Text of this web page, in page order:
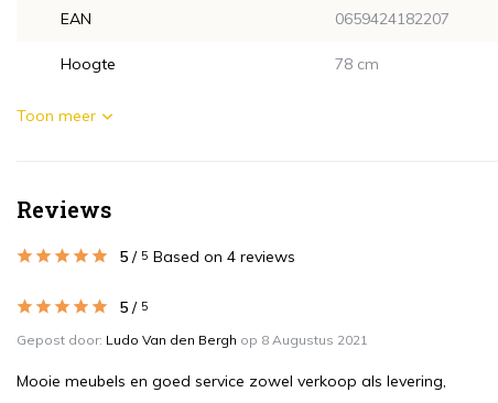
EAN 0659424182207
Hoogte 78 cm
Toon meer
Reviews
5 / 5 Based on 4 reviews
5 / 5
Gepost door: Ludo Van den Bergh op 8 Augustus 2021
Mooie meubels en goed service zowel verkoop als levering,